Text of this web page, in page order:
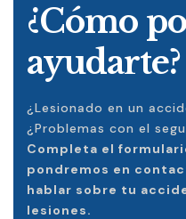
¿Cómo
ayudarte?
¿Lesionado en un
¿Problemas con el
Completa el
pondremos en
hablar sobre tu
lesiones.